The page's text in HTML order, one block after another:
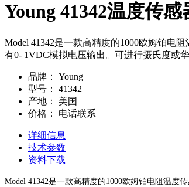
Young 41342温度传感
Model 41342是一款高精度的1000欧姆铂电
有0- 1VDC模拟电压输出。可进行摄氏度或
品牌：
Young
型号：
41342
产地：
美国
价格：
电话联系
详细信息
技术参数
资料下载
Model 41342是一款高精度的1000欧姆铂电阻温度